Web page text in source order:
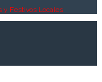
y Festivos Locales